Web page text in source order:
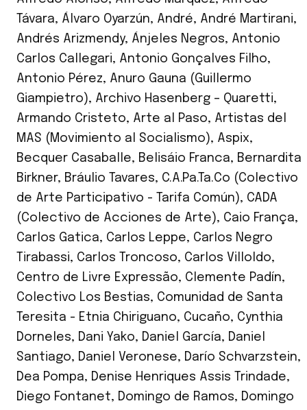
Távara, Álvaro Oyarzún, André, André Martirani,
Andrés Arizmendy, Ánjeles Negros, Antonio
Carlos Callegari, Antonio Gonçalves Filho,
Antonio Pérez, Anuro Gauna (Guillermo
Giampietro), Archivo Hasenberg – Quaretti,
Armando Cristeto, Arte al Paso, Artistas del
MAS (Movimiento al Socialismo), Aspix,
Becquer Casaballe, Belisáio Franca, Bernardita
Birkner, Bráulio Tavares, C.A.Pa.Ta.Co (Colectivo
de Arte Participativo - Tarifa Común), CADA
(Colectivo de Acciones de Arte), Caio França,
Carlos Gatica, Carlos Leppe, Carlos Negro
Tirabassi, Carlos Troncoso, Carlos Villoldo,
Centro de Livre Expressão, Clemente Padín,
Colectivo Los Bestias, Comunidad de Santa
Teresita - Etnia Chiriguano, Cucaño, Cynthia
Dorneles, Dani Yako, Daniel García, Daniel
Santiago, Daniel Veronese, Darío Schvarzstein,
Dea Pompa, Denise Henriques Assis Trindade,
Diego Fontanet, Domingo de Ramos, Domingo